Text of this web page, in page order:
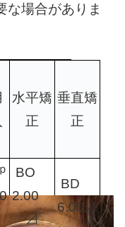
な場合がありま
水平矯
正
垂直矯
正
BO
2.00
⊿
BD
6.00⊿